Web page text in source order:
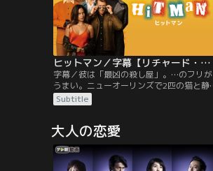
ヒットマン／字幕【リチャード・リンクレイター監督×グレン・パウエル主演】
字幕／彼は「最凶の殺し屋」。…のフリが
うまい。ニューオーリンズで2匹の猫と静
かに暮らすゲイリー・ジョンソン（グレ
ン・パウエル）は、大学で心理学と哲学を
て協力していた。ある日、おとり捜査で殺
し屋役となるはずの警官が職務停止とな
り、ゲイリーが急遽代わりを務めること
に。
Subtitle
大人の恋愛